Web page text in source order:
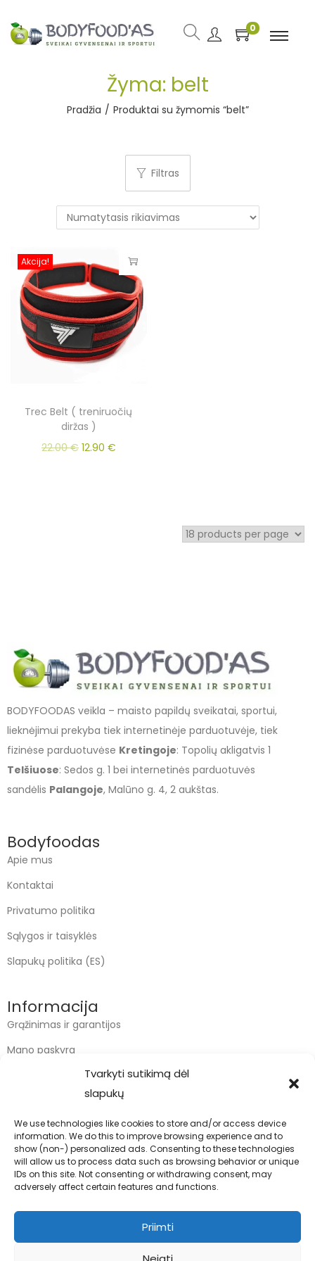
Tvarkyti sutikimą dėl
slapukų
We use technologies like cookies to store and/or access device
information. We do this to improve browsing experience and to
show (non-) personalized ads. Consenting to these technologies
will allow us to process data such as browsing behavior or unique
IDs on this site. Not consenting or withdrawing consent, may
adversely affect certain features and functions.
Priimti
0
Žyma: belt
Pradžia / Produktai su žymomis “belt”
Filtras
Akcija!
Trec Belt ( treniruočių
diržas )
22.00€ 12.90 €
BODYFOODAS veikla – maisto papildų sveikatai, sportui,
lieknėjimui prekyba tiek internetinėje parduotuvėje, tiek
fizinėse parduotuvėse Kretingoje: Topolių akligatvis 1
Telšiuose: Sedos g. 1 bei internetinės parduotuvės
sandėlis Palangoje, Malūno g. 4, 2 aukštas.
Bodyfoodas
Apie mus
Kontaktai
Privatumo politika
Sąlygos ir taisyklės
Slapukų politika (ES)
Informacija
Grąžinimas ir garantijos
Mano paskyra
Kontaktai
info@bodyfoodas.lt
+370 600 77017